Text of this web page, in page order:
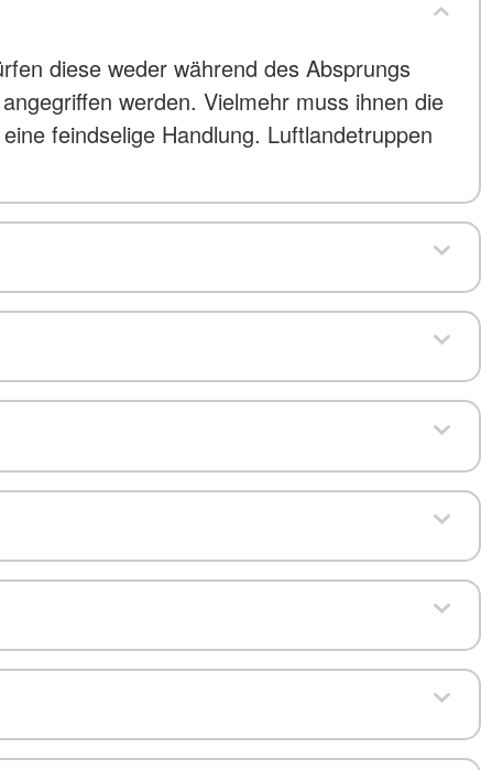
diese weder während des Absprungs
werden. Vielmehr muss ihnen die
feindselige Handlung. Luftlandetruppen